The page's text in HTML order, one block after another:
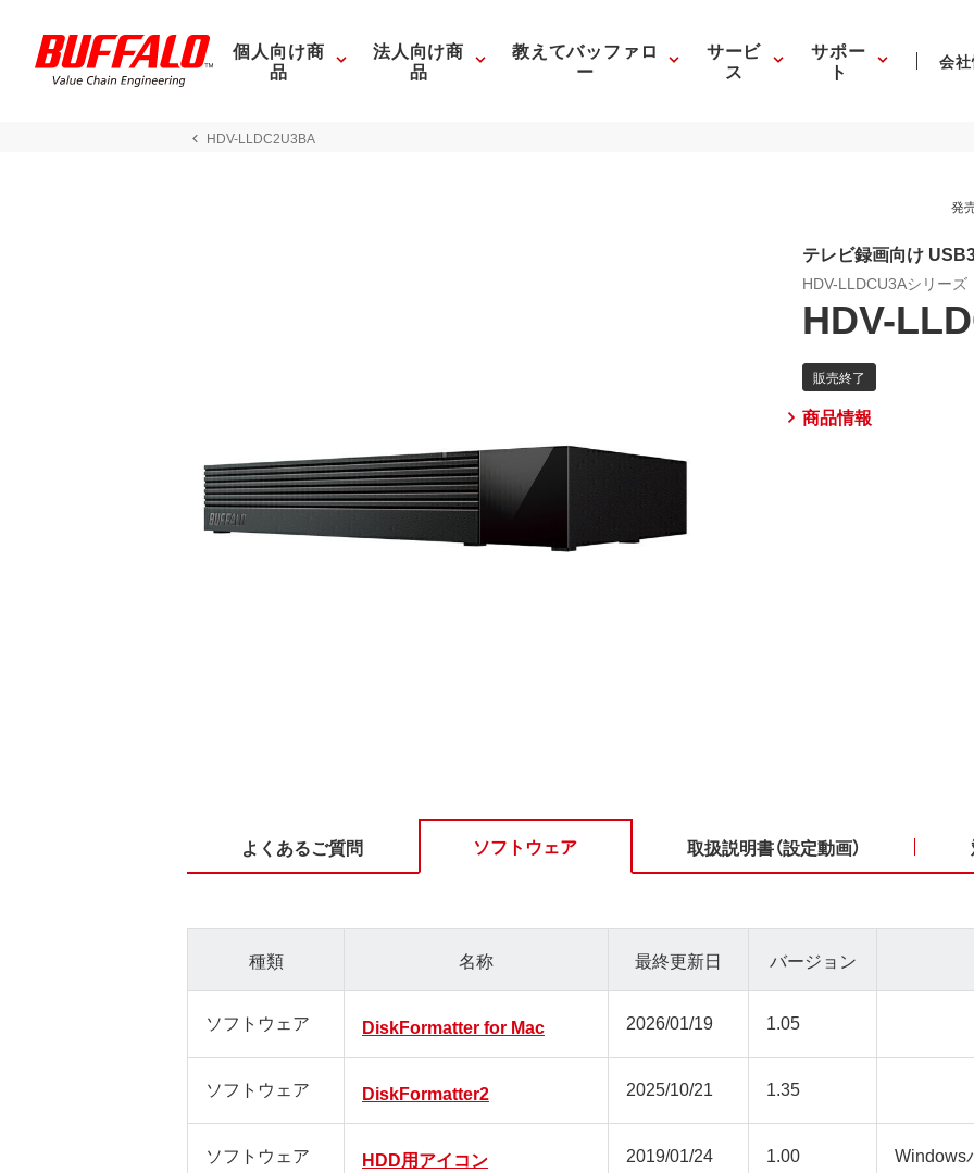
個人向け商
品
法人向け商
品
教えてバッファロ
ー
サービ
ス
サポー
ト 会
HDV-LLDC2U3BA
発
テレビ録画向け
HDV-LLDCU3Aシリーズ
HDV-
商品情報
よくあるご質問 ソフトウェア 取扱説明書（設定動画）
種類 名称 最終更新日 バージョン
ソフトウェア DiskFormatter for Mac 2026/01/19 1.05
ソフトウェア DiskFormatter2 2025/10/21 1.35
ソフトウェア HDD用アイコン 2019/01/24 1.00 Windows